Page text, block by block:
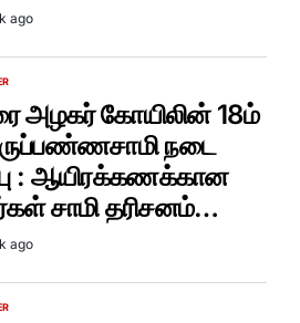
ago
அழகர் கோயிலின் 18ம்
நடை
: ஆயிரக்கணக்கான
சாமி தரிசனம்…
ago